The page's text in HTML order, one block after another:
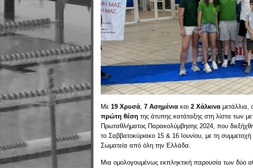
Με 19 Χρυσά, 7 Ασημένια και 2 Χάλκινα
πρώτη θέση της άτυπης κατάταξης στη λίστα των
Πρωταθλήματος Παρακολύμβησης 2024, που
το Σαββατοκύριακο 15 & 16 Ιουνίου, με τη
Σωματεία από όλη την Ελλάδα.
Μια ομολογουμένως εκπληκτική παρουσία των δύο